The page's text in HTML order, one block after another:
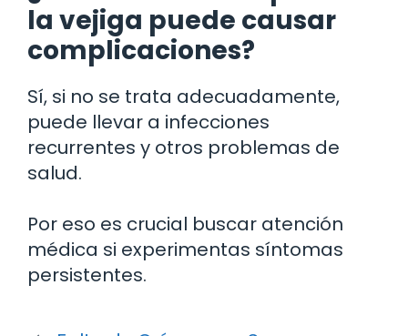
la vejiga puede causar
complicaciones?
Sí, si no se trata adecuadamente,
puede llevar a infecciones
recurrentes y otros problemas de
salud.
Por eso es crucial buscar atención
médica si experimentas síntomas
persistentes.